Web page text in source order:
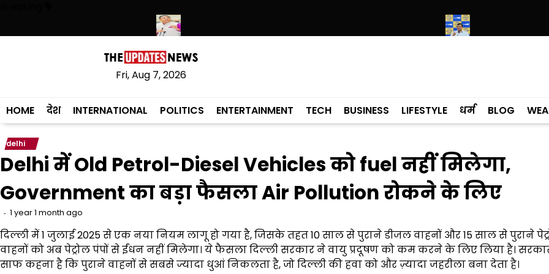
content
ने हथियारों की बड़ी खेप बरामद कीअमन अरोड़ा ने शाहकोट हलके में नौकरियों के मामले में कांग्रेसी विधायक लाडी को घेरा
Fri, Aug 7, 2026
HOME देश INTERNATIONAL POLITICS ENTERTAINMENT TECH BUSINESS LIFESTYLE धर्म BLOG
delhi
Delhi में Old Petrol-Diesel Vehicles को fuel नहीं मिलेगा,
Government का बड़ा फैसला Air Pollution रोकने के लिए
1 year 1 month ago
दिल्ली में 1 जुलाई 2025 से एक नया नियम लागू हो गया है, जिसके तहत 10 साल से पुराने डीजल वाहनों और 15 साल से पुराने
वाहनों को अब पेट्रोल पंपों से ईंधन नहीं मिलेगा। ये फैसला दिल्ली सरकार ने वायु प्रदूषण को कम करने के लिए लिया है।
साफ कहना है कि पुराने वाहनों से सबसे ज्यादा धुआं निकलता है, जो दिल्ली की हवा को और ज़्यादा जहरीला बना देता है।